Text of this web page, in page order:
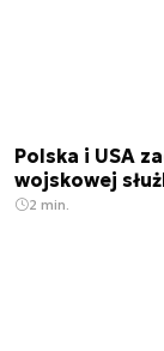
Polska i USA
wojskowej
2 min.